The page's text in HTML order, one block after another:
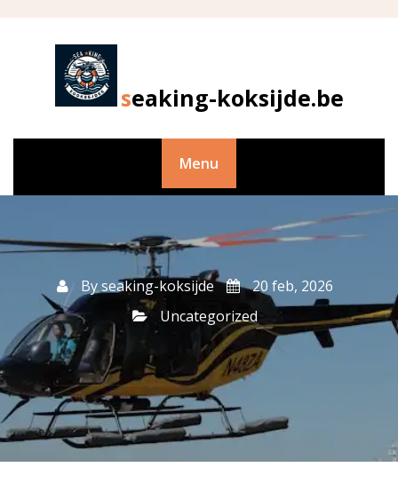
seaking-koksijde.be
Menu
Byseaking-koksijde
20 feb, 2026
Uncategorized